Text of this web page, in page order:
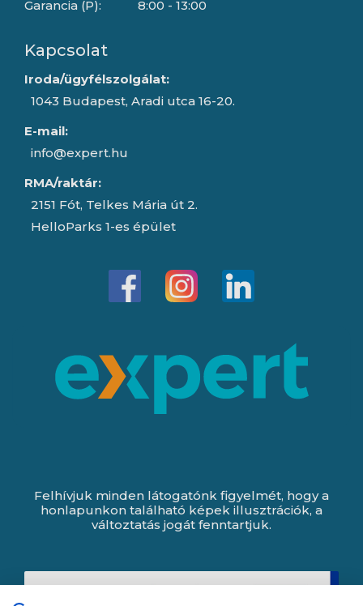
Garancia (P):
8:00 - 13:00
Kapcsolat
Iroda/ügyfélszolgálat:
1043 Budapest, Aradi utca 16-20.
E-mail:
info@expert.hu
RMA/raktár:
2151 Fót, Telkes Mária út 2.
HelloParks 1-es épület
Felhívjuk minden látogatónk figyelmét, hogy a
honlapunkon található képek illusztrációk, a
változtatás jogát fenntartjuk.